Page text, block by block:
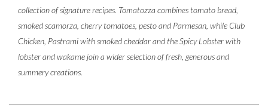
collection of signature recipes. Tomatozza combines tomato bread,
smoked scamorza, cherry tomatoes, pesto and Parmesan, while Club
Chicken, Pastrami with smoked cheddar and the Spicy Lobster with
lobster and wakame join a wider selection of fresh, generous and
summery creations.